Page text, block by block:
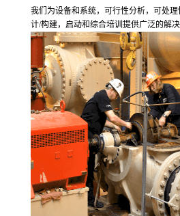
我们为设备和系统，可行性分析，可处
计/构建，启动和综合培训提供广泛的解决